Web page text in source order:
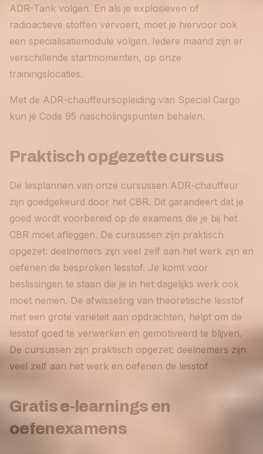
ADR-Tank volgen. En als je explosieven of
radioactieve stoffen vervoert, moet je hiervoor ook
een specialisatiemodule volgen. Iedere maand zijn er
verschillende startmomenten, op onze
trainingslocaties.
Met de ADR-chauffeursopleiding van Special Cargo
kun je Code 95 nascholingspunten behalen.
Praktisch opgezette cursus
De lesplannen van onze cursussen ADR-chauffeur
zijn goedgekeurd door het CBR. Dit garandeert dat je
goed wordt voorbereid op de examens die je bij het
CBR moet afleggen. De cursussen zijn praktisch
opgezet: deelnemers zijn veel zelf aan het werk zijn en
oefenen de besproken lesstof. Je komt voor
beslissingen te staan die je in het dagelijks werk ook
moet nemen. De afwisseling van theoretische lesstof
met een grote variëteit aan opdrachten, helpt om de
lesstof goed te verwerken en gemotiveerd te blijven.
De cursussen zijn praktisch opgezet: deelnemers zijn
veel zelf aan het werk en oefenen de lesstof
Gratis e-learnings en
oefenexamens